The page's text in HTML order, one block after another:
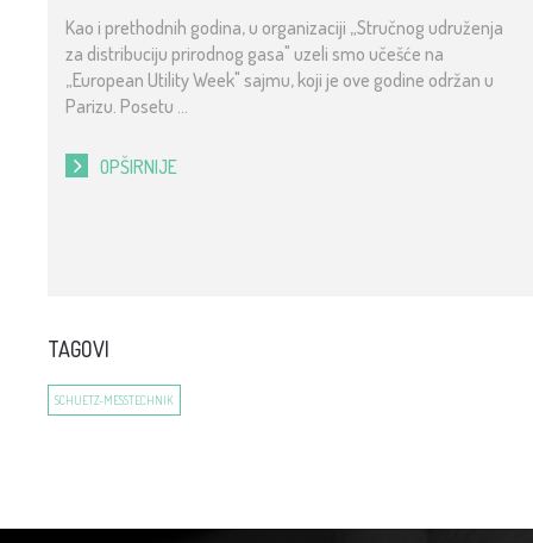
Kao i prethodnih godina, u organizaciji „Stručnog udruženja
za distribuciju prirodnog gasa" uzeli smo učešće na
„European Utility Week" sajmu, koji je ove godine održan u
Parizu. Posetu ...
OPŠIRNIJE
TAGOVI
SCHUETZ-MESSTECHNIK